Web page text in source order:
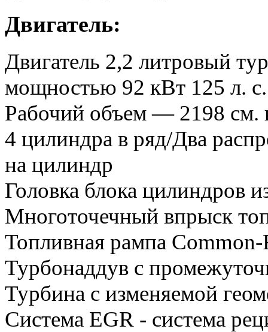
Двигатель:
Двигатель 2,2 литровый
мощностью 92 кВт 125 л. с.
Рабочий объем — 2198 см.
4 цилиндра в ряд/Два
на цилиндр
Головка блока цилиндров
Многоточечный впрыск
Топливная рампа
Турбонаддув с
Турбина с изменяемой
Система EGR - система